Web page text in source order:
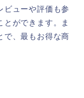
ビューや評価も参
ができます。ま
で、最もお得な商